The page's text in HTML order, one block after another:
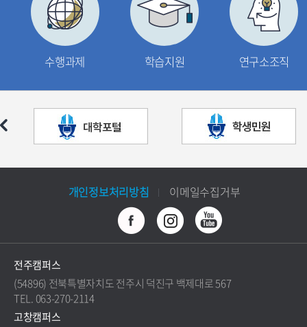
수행과제 학습지원 연구소조직
개인정보처리방침 이메일수집거부
전주캠퍼스
(54896) 전북특별자치도 전주시 덕진구 백제대로 567
TEL. 063-270-2114
고창캠퍼스